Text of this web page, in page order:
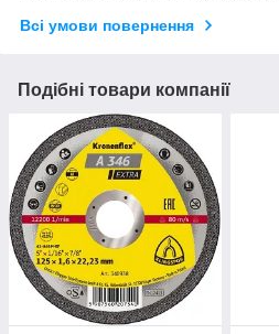
Всі умови повернення
Подібні товари компанії